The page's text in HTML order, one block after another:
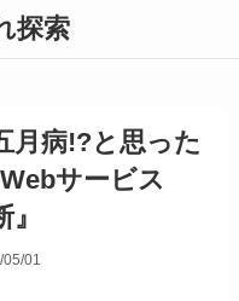
探索
月病!?と思った
サービス
05/01